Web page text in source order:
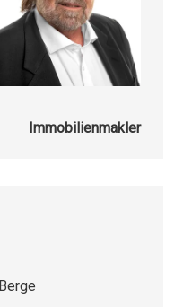
Immobilienmakler
Berge